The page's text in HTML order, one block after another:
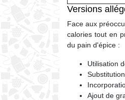
Versions
Face aux
calories tout en
du pain d'épice :
Utilisation
Ajout de